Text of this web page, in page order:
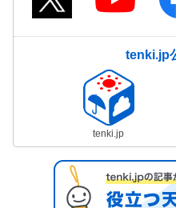
tenki.jp
tenki.jp